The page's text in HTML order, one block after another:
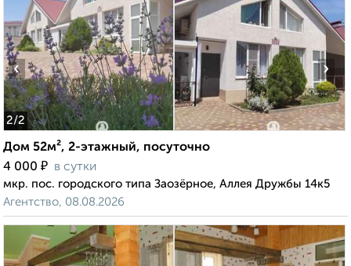
2/2
‹ ›
Дом 52м², 2-этажный, посуточно
4 000 ₽ в сутки
мкр. пос. городского типа Заозёрное, Аллея Дружбы 14к5
Агентство, 08.08.2026